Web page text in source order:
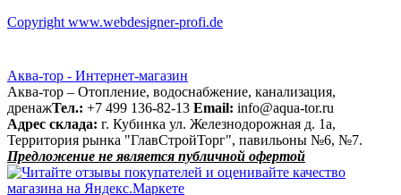
Copyright www.webdesigner-profi.de
Аква-тор - Интернет-магазин
Аква-тор – Отопление, водоснабжение, канализация,
дренажТел.: +7 499 136-82-13 Email: info@aqua-tor.ru
Адрес склада: г. Кубинка ул. Железнодорожная д. 1а,
Территория рынка "ГлавСтройТорг", павильоны №6, №7.
Предложение не является публичной офертой